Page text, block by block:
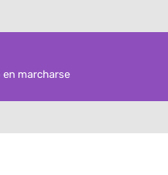
en marcharse